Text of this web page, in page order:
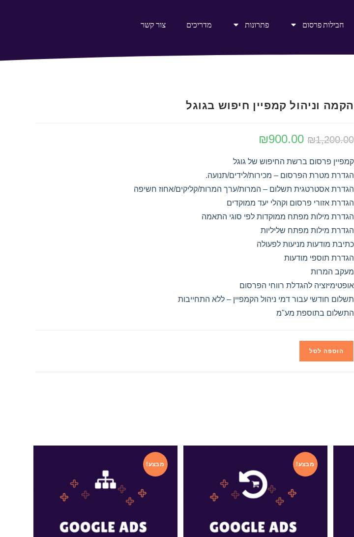
חבילות פרסום פתרונות מדריכים צור קשר
הקמה וניהול קמפיין חיפוש בגוגל
₪1,200.00
₪900.00
קמפיין פרסום ברשת החיפוש של גוגל
הגדרת מטרת הפרסום – מכירות/לידים/תנועה.
הגדרת אסטרטגית תשלום – המרות/ערך המרות/קליקים/אחוז חשיפה
הגדרת אזורי פרסום וקהלי יעד ממוקדים
הגדרת מילות מפתח ממוקדות לפי סוגי התאמה
הגדרת מילות מפתח שליליות
כתיבת מודעות מניעות לפעולה
הגדרת תוספי מודעות
מעקב המרות
אופטימיזציה להגדלת רווחי הפרסום
תשלום חודשי עבור דמי ניהול הקמפיין – ללא התחייבות
התשלום בתוספת מע"מ
הוספה לסל
מבצע! מבצע!